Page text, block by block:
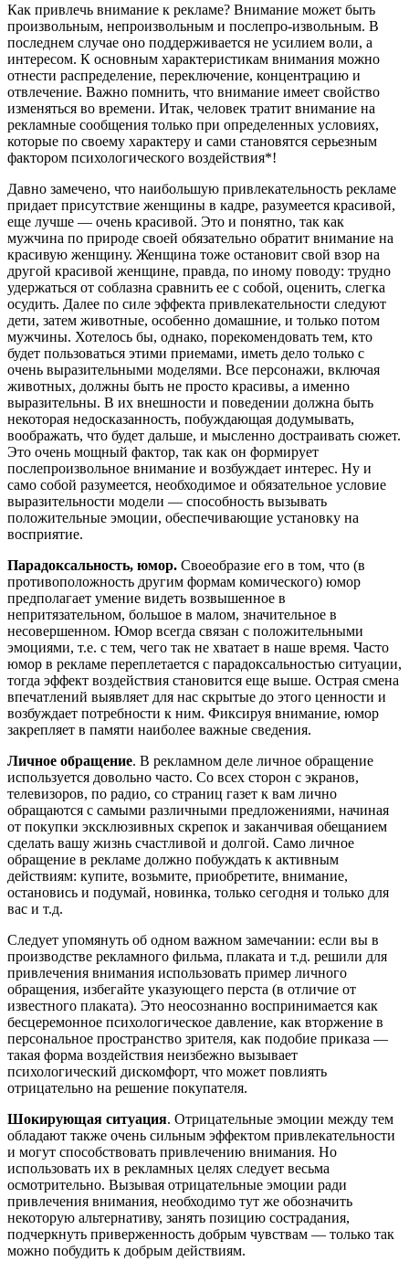
Как привлечь внимание к рекламе? Внимание может быть
произвольным, непроизвольным и послепро-извольным. В
последнем случае оно поддерживается не усилием воли, а
интересом. К основным характеристикам внимания можно
отнести распределение, переключение, концентрацию и
отвлечение. Важно помнить, что внимание имеет свойство
изменяться во времени. Итак, человек тратит внимание на
рекламные сообщения только при определенных условиях,
которые по своему характеру и сами становятся серьезным
фактором психологического воздействия*!
Давно замечено, что наибольшую привлекательность рекламе
придает присутствие женщины в кадре, разумеется красивой,
еще лучше — очень красивой. Это и понятно, так как
мужчина по природе своей обязательно обратит внимание на
красивую женщину. Женщина тоже остановит свой взор на
другой красивой женщине, правда, по иному поводу: трудно
удержаться от соблазна сравнить ее с собой, оценить, слегка
осудить. Далее по силе эффекта привлекательности следуют
дети, затем животные, особенно домашние, и только потом
мужчины. Хотелось бы, однако, порекомендовать тем, кто
будет пользоваться этими приемами, иметь дело только с
очень выразительными моделями. Все персонажи, включая
животных, должны быть не просто красивы, а именно
выразительны. В их внешности и поведении должна быть
некоторая недосказанность, побуждающая додумывать,
воображать, что будет дальше, и мысленно достраивать сюжет.
Это очень мощный фактор, так как он формирует
послепроизвольное внимание и возбуждает интерес. Ну и
само собой разумеется, необходимое и обязательное условие
выразительности модели — способность вызывать
положительные эмоции, обеспечивающие установку на
восприятие.
Парадоксальность, юмор. Своеобразие его в том, что (в
противоположность другим формам комического) юмор
предполагает умение видеть возвышенное в
непритязательном, большое в малом, значительное в
несовершенном. Юмор всегда связан с положительными
эмоциями, т.е. с тем, чего так не хватает в наше время. Часто
юмор в рекламе переплетается с парадоксальностью ситуации,
тогда эффект воздействия становится еще выше. Острая смена
впечатлений выявляет для нас скрытые до этого ценности и
возбуждает потребности к ним. Фиксируя внимание, юмор
закрепляет в памяти наиболее важные сведения.
Личное обращение. В рекламном деле личное обращение
используется довольно часто. Со всех сторон с экранов,
телевизоров, по радио, со страниц газет к вам лично
обращаются с самыми различными предложениями, начиная
от покупки эксклюзивных скрепок и заканчивая обещанием
сделать вашу жизнь счастливой и долгой. Само личное
обращение в рекламе должно побуждать к активным
действиям: купите, возьмите, приобретите, внимание,
остановись и подумай, новинка, только сегодня и только для
вас и т.д.
Следует упомянуть об одном важном замечании: если вы в
производстве рекламного фильма, плаката и т.д. решили для
привлечения внимания использовать пример личного
обращения, избегайте указующего перста (в отличие от
известного плаката). Это неосознанно воспринимается как
бесцеремонное психологическое давление, как вторжение в
персональное пространство зрителя, как подобие приказа —
такая форма воздействия неизбежно вызывает
психологический дискомфорт, что может повлиять
отрицательно на решение покупателя.
Шокирующая ситуация. Отрицательные эмоции между тем
обладают также очень сильным эффектом привлекательности
и могут способствовать привлечению внимания. Но
использовать их в рекламных целях следует весьма
осмотрительно. Вызывая отрицательные эмоции ради
привлечения внимания, необходимо тут же обозначить
некоторую альтернативу, занять позицию сострадания,
подчеркнуть приверженность добрым чувствам — только так
можно побудить к добрым действиям.